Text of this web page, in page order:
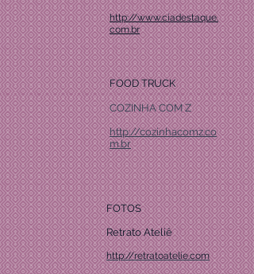
http://www.ciadestaque.
com.br
FOOD TRUCK
COZINHA COM Z
http://cozinhacomz.co
m.br
FOTOS
Retrato Ateliê
http://retratoatelie.com